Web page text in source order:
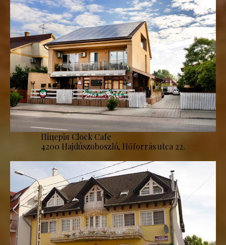
Піцерія Clock Cafe
4200 Hajdúszoboszló, Hőforrás utca 22.